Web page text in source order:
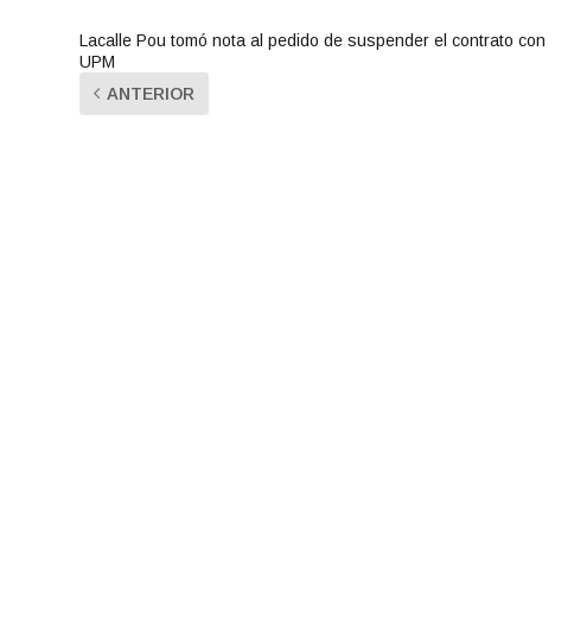
Lacalle Pou tomó nota al pedido de suspender el contrato con
UPM
ANTERIOR